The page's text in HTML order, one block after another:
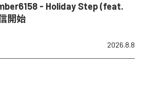
- Holiday Step (feat.
開始
2026.8.8